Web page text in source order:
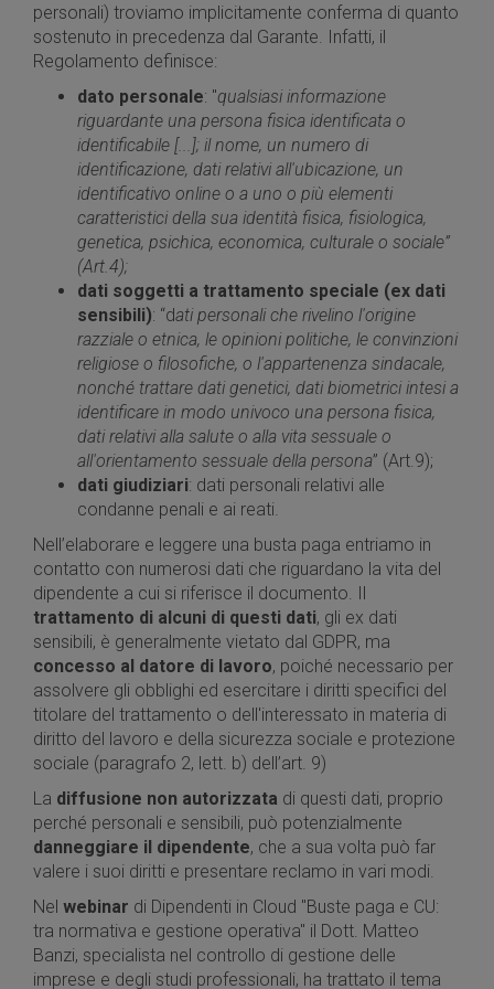
personali) troviamo implicitamente conferma di quanto
sostenuto in precedenza dal Garante. Infatti, il
Regolamento definisce:
dato personale: "qualsiasi informazione
riguardante una persona fisica identificata o
identificabile [...]; il nome, un numero di
identificazione, dati relativi all'ubicazione, un
identificativo online o a uno o più elementi
caratteristici della sua identità fisica, fisiologica,
genetica, psichica, economica, culturale o sociale”
(Art.4);
dati soggetti a trattamento speciale (ex dati
sensibili): “dati personali che rivelino l'origine
razziale o etnica, le opinioni politiche, le convinzioni
religiose o filosofiche, o l'appartenenza sindacale,
nonché trattare dati genetici, dati biometrici intesi a
identificare in modo univoco una persona fisica,
dati relativi alla salute o alla vita sessuale o
all'orientamento sessuale della persona” (Art.9);
dati giudiziari: dati personali relativi alle
condanne penali e ai reati.
Nell’elaborare e leggere una busta paga entriamo in
contatto con numerosi dati che riguardano la vita del
dipendente a cui si riferisce il documento. Il
trattamento di alcuni di questi dati, gli ex dati
sensibili, è generalmente vietato dal GDPR, ma
concesso al datore di lavoro, poiché necessario per
assolvere gli obblighi ed esercitare i diritti specifici del
titolare del trattamento o dell'interessato in materia di
diritto del lavoro e della sicurezza sociale e protezione
sociale (paragrafo 2, lett. b) dell’art. 9)
La diffusione non autorizzata di questi dati, proprio
perché personali e sensibili, può potenzialmente
danneggiare il dipendente, che a sua volta può far
valere i suoi diritti e presentare reclamo in vari modi.
Nel webinar di Dipendenti in Cloud "Buste paga e CU:
tra normativa e gestione operativa" il Dott. Matteo
Banzi, specialista nel controllo di gestione delle
imprese e degli studi professionali, ha trattato il tema